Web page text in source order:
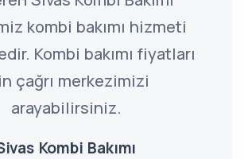
kombi bakımı hizmeti
Kombi bakımı fiyatları
çağrı merkezimizi
arayabilirsiniz.
Kombi Bakımı